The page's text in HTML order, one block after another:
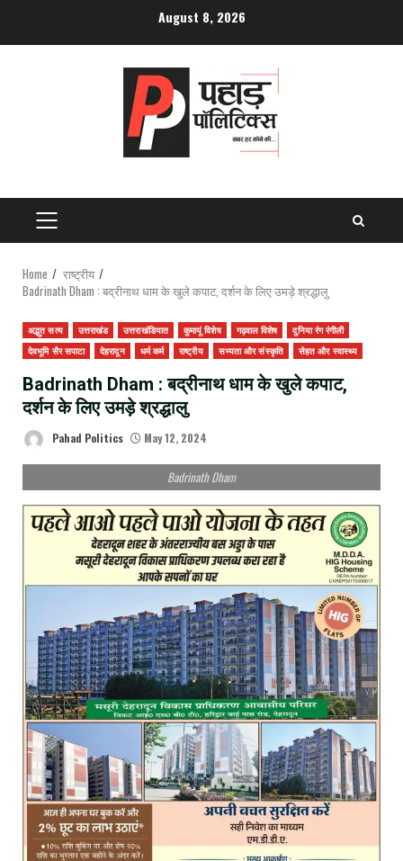
August 8, 2026
PRIMARY
MENU
Home
राष्ट्रीय
Badrinath Dham : बद्रीनाथ धाम के खुले कपाट, दर्शन के लिए उमड़े श्रद्धालु
अद्भुत सत्य उत्तराखंड उत्तराखंडियात कुमायूं विशेष गढ़वाल विशेष
दुनिया रंग रंगीली
देवभूमि सैर सपाटा
देहरादून धर्म कर्म राष्ट्रीय सभ्यता और संस्कृति सेहत और स्वास्थ्य
Badrinath Dham : बद्रीनाथ धाम के खुले कपाट,
दर्शन के लिए उमड़े श्रद्धालु
Pahad Politics May 12, 2024
Badrinath Dham